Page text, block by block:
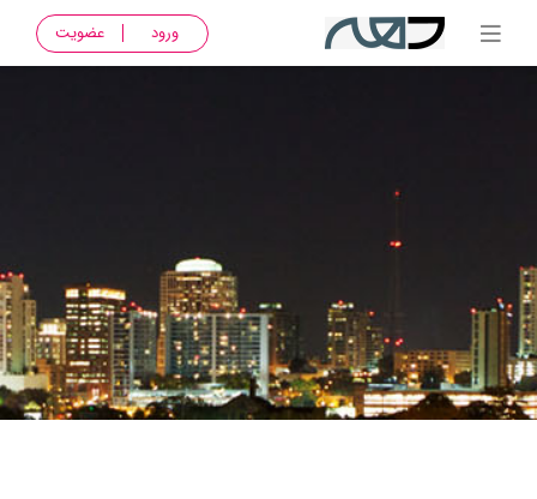
ورود عضویت